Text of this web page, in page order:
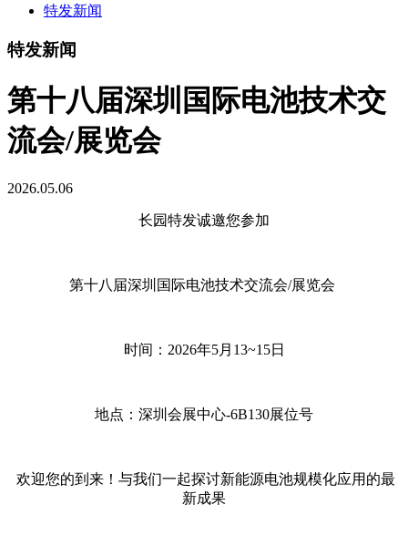
特发新闻
特发新闻
第十八届深圳国际电池技术交
流会/展览会
2026.05.06
长园特发诚邀您参加
第十八届深圳国际电池技术交流会/展览会
时间：2026年5月13~15日
地点：深圳会展中心-6B130展位号
欢迎您的到来！与我们一起探讨新能源电池规模化应用的最
新成果